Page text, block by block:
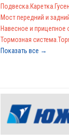
Мост передний и
Навесное и прицепное
Тормозная
Показать все →